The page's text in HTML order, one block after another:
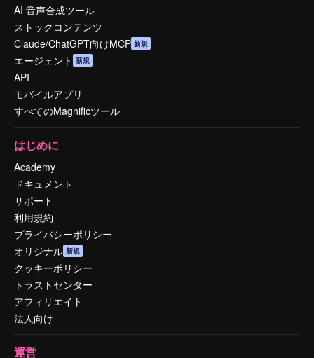
AI 音声合成ツール
ストックコンテンツ
Claude/ChatGPT向けMCP 新規
エージェント 新規
API
モバイルアプリ
すべてのMagnificツール
はじめに
Academy
ドキュメント
サポート
利用規約
プライバシーポリシー
オリジナル 新規
クッキーポリシー
トラストセンター
アフィリエイト
法人向け
運営